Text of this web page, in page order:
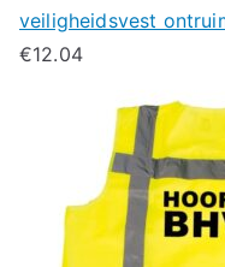
veiligheidsvest
€12.04